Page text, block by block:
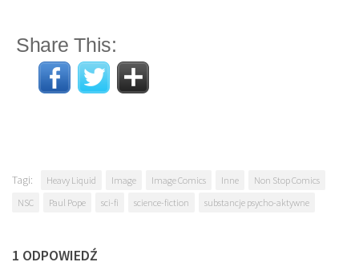
Share This:
Tagi: Heavy Liquid Image Image Comics Inne
Non Stop Comics
NSC
Paul Pope sci-fi science-fiction substancje psycho-aktywne
1 ODPOWIEDŹ